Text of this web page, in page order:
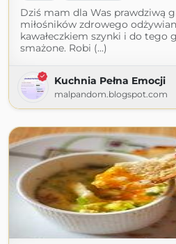
Dziś mam dla Was prawdziwą
miłośników zdrowego
kawałeczkiem szynki i do tego
smażone. Robi (...)
Kuchnia Pełna Emocji
malpandom.blogspot.com